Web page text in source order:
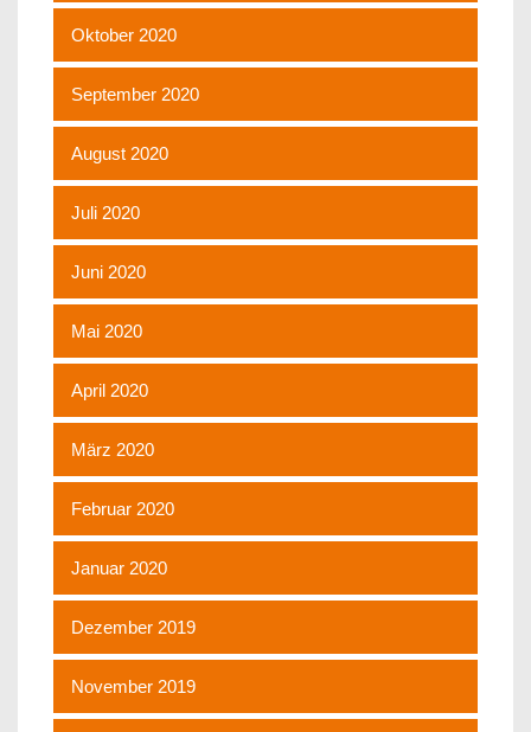
Oktober 2020
September 2020
August 2020
Juli 2020
Juni 2020
Mai 2020
April 2020
März 2020
Februar 2020
Januar 2020
Dezember 2019
November 2019